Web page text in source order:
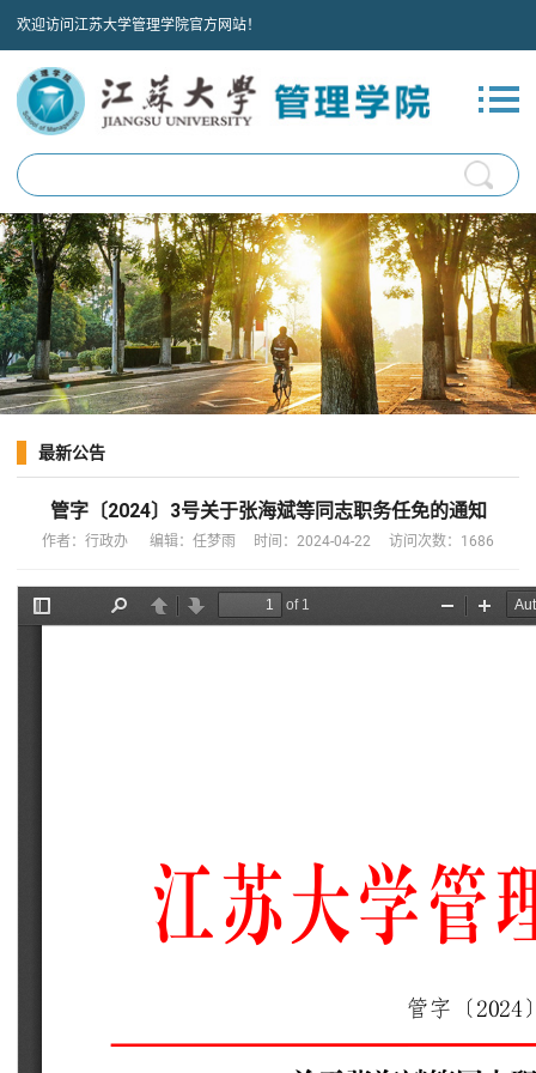
欢迎访问江苏大学管理学院官方网站！
最新公告
管字〔2024〕3号关于张海斌等同志职务任免的通知
作者：行政办 编辑：任梦雨 时间：2024-04-22 访问次数： 1686